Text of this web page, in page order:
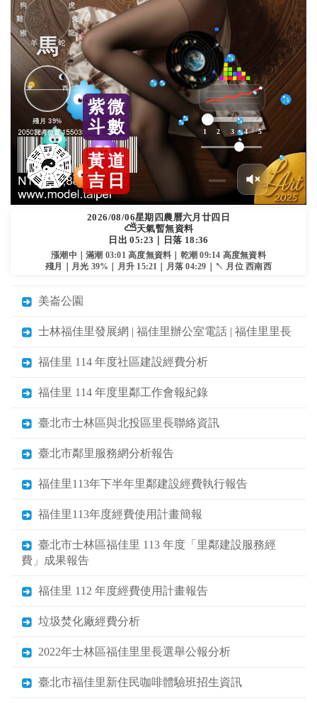
紫微
斗數
黃道
吉 日
1 2 3 4 5
虎
兔
龍
蛇
馬
羊
猴
雞
狗
東 西
殘月 39%
日月位置
2026/08/06星期四 農曆六月廿四日
⛅天氣暫無資料
日出 05:23｜日落 18:36
漲潮中｜滿潮 03:01 高度無資料｜乾潮 09:14 高度無資料
殘月｜月光 39%｜月升 15:21｜月落 04:29｜↖ 月位 西南西
美崙公園
士林福佳里發展網 | 福佳里辦公室電話 | 福佳里里長
福佳里 114 年度社區建設經費分析
福佳里 114 年度里鄰工作會報紀錄
臺北市士林區與北投區里長聯絡資訊
臺北市鄰里服務網分析報告
福佳里113年下半年里鄰建設經費執行報告
福佳里113年度經費使用計畫簡報
臺北市士林區福佳里 113 年度「里鄰建設服務經
費」成果報告
福佳里 112 年度經費使用計畫報告
垃圾焚化廠經費分析
2022年士林區福佳里里長選舉公報分析
臺北市福佳里新住民咖啡體驗班招生資訊